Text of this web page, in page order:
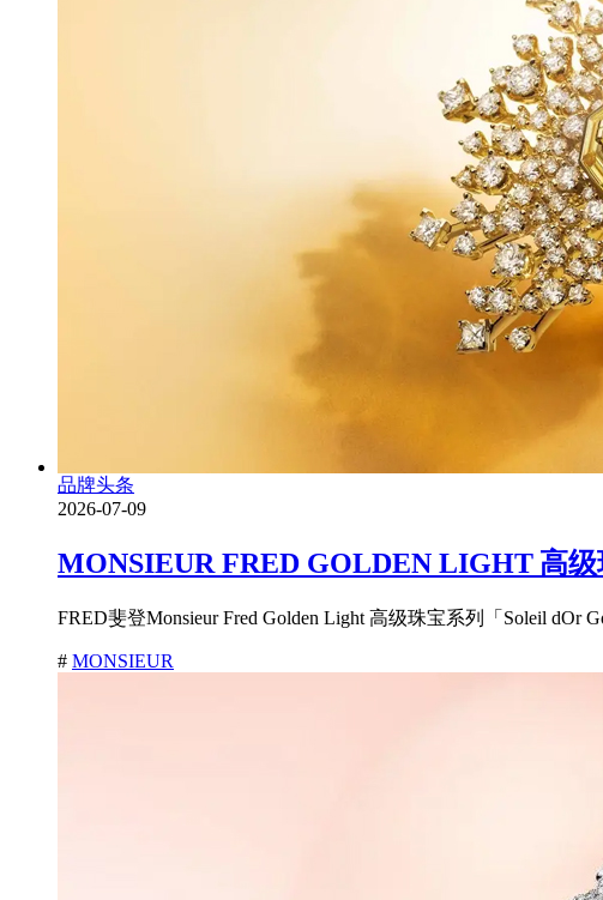
品牌头条
2026-07-09
MONSIEUR FRED GOLDEN LIGHT 高
FRED斐登Monsieur Fred Golden Light 高级珠宝系列「Soleil
# MONSIEUR